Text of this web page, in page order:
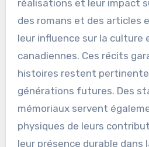
littérature ?
L’héritage des légendes du
est préservé à travers
médias et de littérature.
documentaires mettent en
réalisations et leur impact
des romans et des articles
leur influence sur la culture